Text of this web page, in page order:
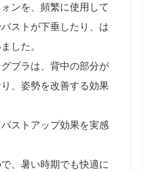
ンを、頻繁に使用して
ストが下垂したり、は
した。
ブラは、背中の部分が
、姿勢を改善する効果
ストアップ効果を実感
、暑い時期でも快適に